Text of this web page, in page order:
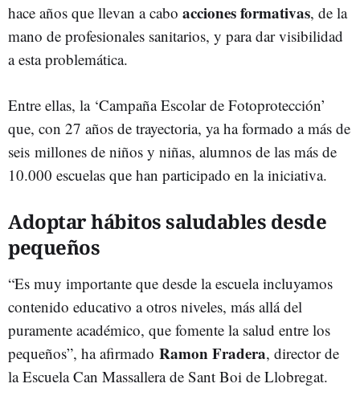
hace años que llevan a cabo acciones formativas, de la
mano de profesionales sanitarios, y para dar visibilidad
a esta problemática.
Entre ellas, la ‘Campaña Escolar de Fotoprotección’
que, con 27 años de trayectoria, ya ha formado a más de
seis millones de niños y niñas, alumnos de las más de
10.000 escuelas que han participado en la iniciativa.
Adoptar hábitos saludables desde
pequeños
“Es muy importante que desde la escuela incluyamos
contenido educativo a otros niveles, más allá del
puramente académico, que fomente la salud entre los
pequeños”, ha afirmado Ramon Fradera, director de
la Escuela Can Massallera de Sant Boi de Llobregat.